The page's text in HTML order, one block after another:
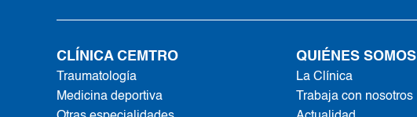
CLÍNICA CEMTRO
Traumatología
Medicina deportiva
QUIÉNES SOMOS
La Clínica
Trabaja con nosotros